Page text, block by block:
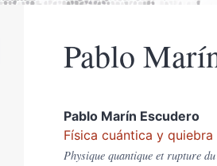
Pablo
Pablo Marín Escudero
Física cuántica y
Physique quantique et rupture